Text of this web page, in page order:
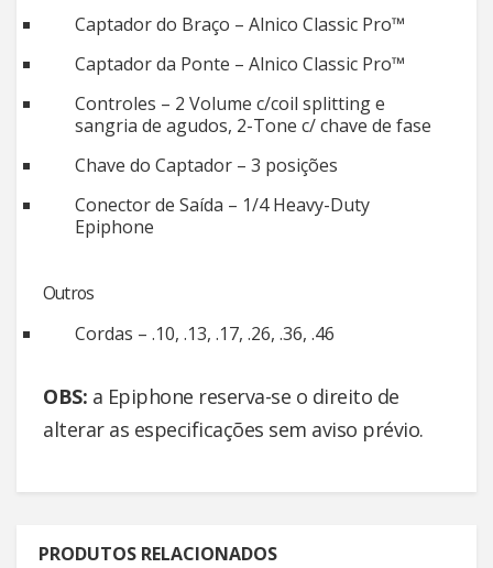
Captador do Braço – Alnico Classic Pro™
Captador da Ponte – Alnico Classic Pro™
Controles – 2 Volume c/coil splitting e
sangria de agudos, 2-Tone c/ chave de fase
Chave do Captador – 3 posições
Conector de Saída – 1/4 Heavy-Duty
Epiphone
Outros
Cordas – .10, .13, .17, .26, .36, .46
OBS: a Epiphone reserva-se o direito de
alterar as especificações sem aviso prévio.
PRODUTOS RELACIONADOS